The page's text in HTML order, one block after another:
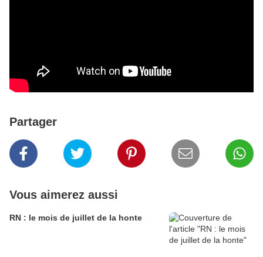
Partager
Vous aimerez aussi
RN : le mois de juillet de la honte